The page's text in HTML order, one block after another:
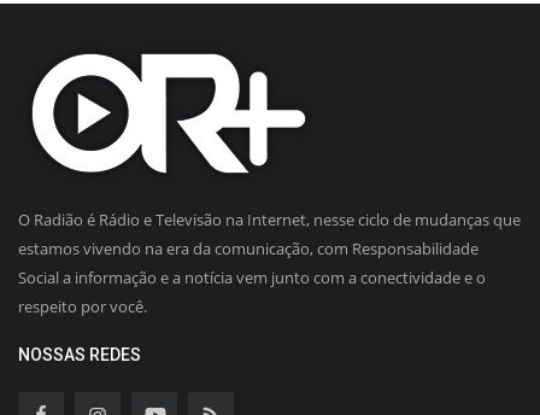
O Radião é Rádio e Televisão na Internet, nesse ciclo de mudanças que
estamos vivendo na era da comunicação, com Responsabilidade
Social a informação e a notícia vem junto com a conectividade e o
respeito por você.
NOSSAS REDES